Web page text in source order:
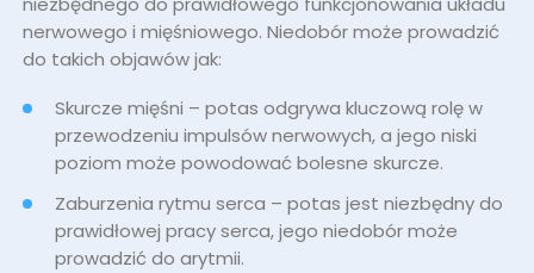
nerwowego i mięśniowego. Niedobór może prowadzić
do takich objawów jak:
Skurcze mięśni – potas odgrywa kluczową rolę w
przewodzeniu impulsów nerwowych, a jego niski
poziom może powodować bolesne skurcze.
Zaburzenia rytmu serca – potas jest niezbędny do
prawidłowej pracy serca, jego niedobór może
prowadzić do arytmii.